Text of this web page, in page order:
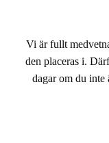
Vi är fullt
den placeras i.
dagar om du